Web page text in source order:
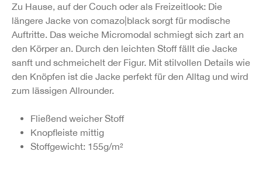
Zu Hause, auf der Couch oder als Freizeitlook: Die
längere Jacke von comazo|black sorgt für modische
Auftritte. Das weiche Micromodal schmiegt sich zart an
den Körper an. Durch den leichten Stoff fällt die Jacke
sanft und schmeichelt der Figur. Mit stilvollen Details wie
den Knöpfen ist die Jacke perfekt für den Alltag und wird
zum lässigen Allrounder.
Fließend weicher Stoff
Knopfleiste mittig
Stoffgewicht: 155g/m²